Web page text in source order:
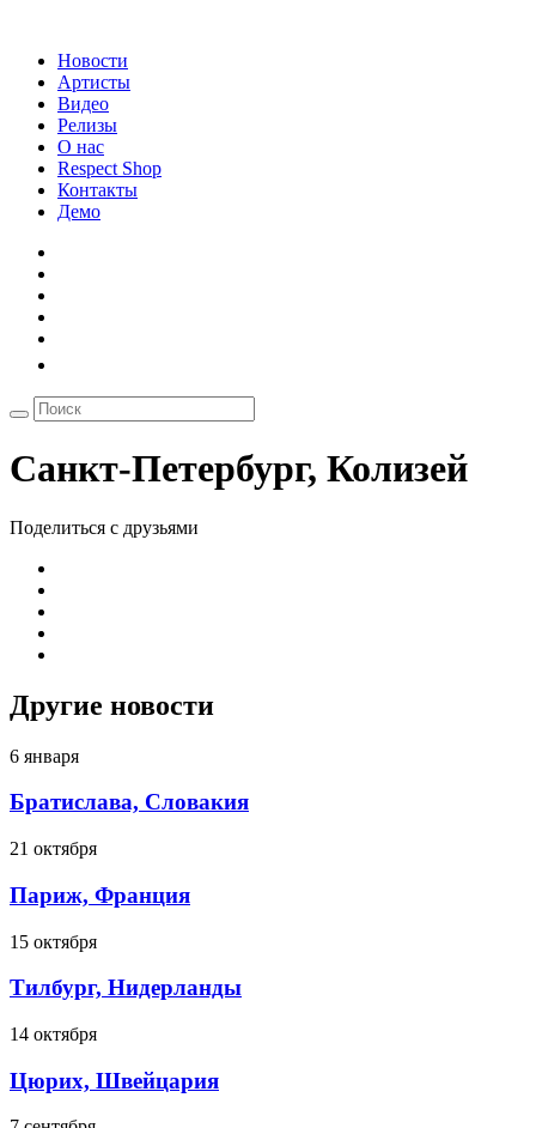
Новости
Артисты
Видео
Релизы
О нас
Respect Shop
Контакты
Демо
Санкт-Петербург, Колизей
Поделиться с друзьями
Другие новости
6 января
Братислава, Словакия
21 октября
Париж, Франция
15 октября
Тилбург, Нидерланды
14 октября
Цюрих, Швейцария